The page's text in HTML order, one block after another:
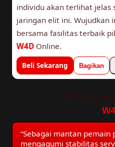
individu akan terlihat jelas
jaringan elit ini. Wujudkan
bersama fasilitas terbaik
W4D Online.
Beli Sekarang Bagikan
“Sebagai mantan pemain
mengagumi stabilitas